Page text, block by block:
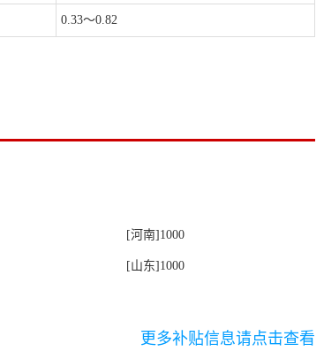
0.33～0.82
[河南]1000
[山东]1000
更多补贴信息请点击查看